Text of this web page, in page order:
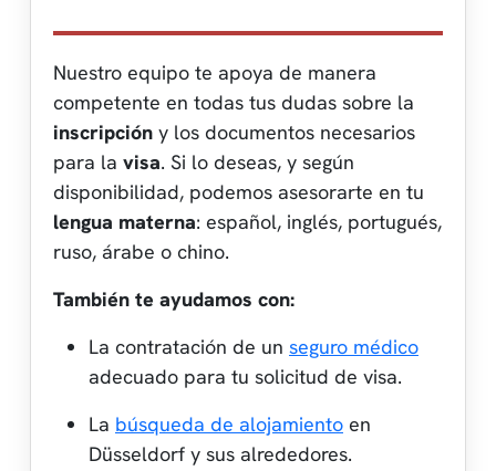
Nuestro equipo te apoya de manera
competente en todas tus dudas sobre la
inscripción y los documentos necesarios
para la visa. Si lo deseas, y según
disponibilidad, podemos asesorarte en tu
lengua materna: español, inglés, portugués,
ruso, árabe o chino.
También te ayudamos con:
La contratación de un seguro médico
adecuado para tu solicitud de visa.
La búsqueda de alojamiento en
Düsseldorf y sus alrededores.